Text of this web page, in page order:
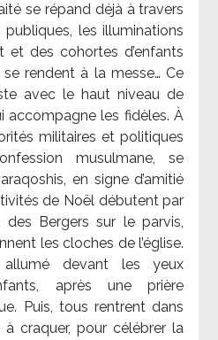
se répand déjà à travers
les illuminations
et des cohortes d’enfants
rendent à la messe… Ce
avec le haut niveau de
accompagne les fidèles. À
militaires et politiques
musulmane, se
en signe d’amitié
de Noël débutent par
Bergers sur le parvis,
les cloches de l’église.
devant les yeux
après une prière
Puis, tous rentrent dans
à craquer, pour célébrer la